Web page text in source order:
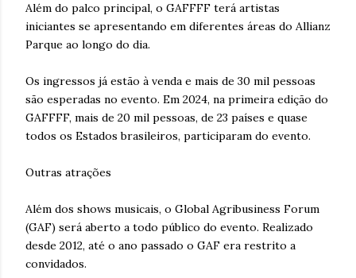
Além do palco principal, o GAFFFF terá artistas
iniciantes se apresentando em diferentes áreas do Allianz
Parque ao longo do dia.
Os ingressos já estão à venda e mais de 30 mil pessoas
são esperadas no evento. Em 2024, na primeira edição do
GAFFFF, mais de 20 mil pessoas, de 23 países e quase
todos os Estados brasileiros, participaram do evento.
Outras atrações
Além dos shows musicais, o Global Agribusiness Forum
(GAF) será aberto a todo público do evento. Realizado
desde 2012, até o ano passado o GAF era restrito a
convidados.